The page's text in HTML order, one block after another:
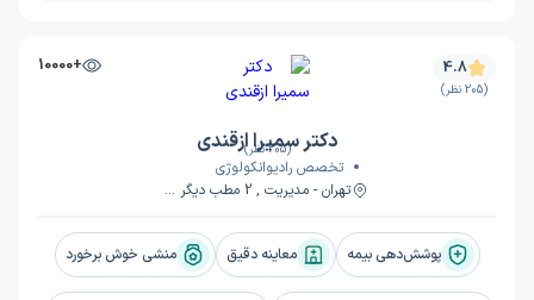
(205 نظر)
+10000 4.8
(205 نظر)
دکتر سمیرا ازقندی
تخصص رادیوانکولوژی
تهران - مدیریت , 2 مطب دیگر ...
پوشش‌دهی بیمه معاینه دقیق منشی خوش برخورد